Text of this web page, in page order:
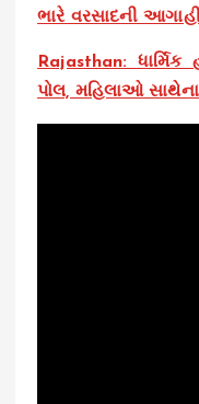
ભારે વરસાદની
Rajasthan: ધાર્મિક
પોલ, મહિલાઓ